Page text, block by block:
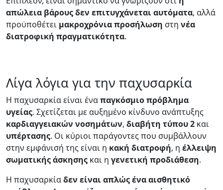
απώλεια βάρους δεν επιτυγχάνεται αυτόματα, αλλά
προϋποθέτει μακροχρόνιαπροσήλωση στη νέα
διατροφική πραγματικότητα.
Λίγα λόγια για την παχυσαρκία
Η παχυσαρκία είναι έναπαγκόσμιοπρόβλημα
υγείας. Σχετίζεται με αυξημένο κίνδυνο ανάπτυξης
καρδιαγγειακών νοσημάτων, διαβήτη τύπου2 και
υπέρτασης. Οι κύριοι παράγοντες που συμβάλλουν
στην εμφάνισή της είναι η κακή διατροφή, η έλλειψη
σωματικήςάσκησης και η γενετική προδιάθεση.
Η παχυσαρκίαδεν είναι απλώς ένα αισθητικό